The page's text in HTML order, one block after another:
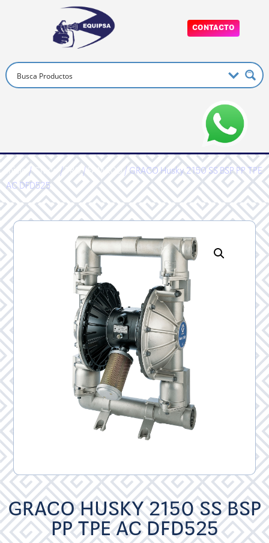
CONTACTO
Inicio/Graco/PRO/FAMAOD/ GRACO Husky 2150 SS BSP PP TPE
AC DFD525
GRACO HUSKY 2150 SS BSP
PP TPE AC DFD525